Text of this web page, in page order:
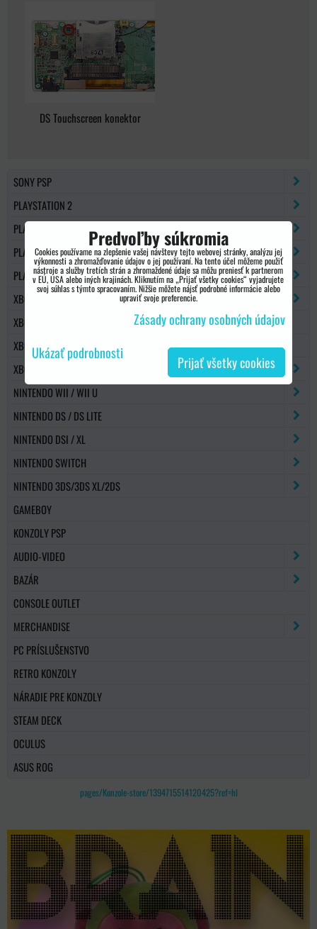
DS Touchscreen konektor
SONY PSP
PLAYSTATION 2
PLAYSTATION 3
PLAYSTATION 4
PLAYSTATION 5
XBOX 360
XBOX 360 SLIM
XBOX ONE
XBOX SERIES X/S
NINTENDO WII / WII U
NINTENDO DS / DS LITE
NINTENDO DSI / XL
NINTENDO SWITCH
NINTENDO 3DS/3DS XL/2DS
GAMEBOY
KONZOLY PSP
AUDIO-VIDEO
BAZÁR
CONSOLE OUTLET
MERCHANDISE
PC PRÍSLUŠENSTVO
RETRO KONZOLY
NÁRADIE PRE KONZOLY
STEAM DECK
OCULUS
ASUS ROG
pages/Konzole-store/1394715514120425?ref=hl
Predvoľby súkromia
Cookies používame na zlepšenie vašej návštevy tejto webovej stránky, analýzu jej
výkonnosti a zhromažďovanie údajov o jej používaní. Na tento účel môžeme použiť
nástroje a služby tretích strán a zhromaždené údaje sa môžu preniesť k partnerom
v EÚ, USA alebo iných krajinách. Kliknutím na „Prijať všetky cookies“ vyjadrujete
svoj súhlas s týmto spracovaním. Nižšie môžete nájsť podrobné informácie alebo
upraviť svoje preferencie.
Zásady ochrany osobných údajov
Ukázať podrobnosti
Prijať všetky cookies